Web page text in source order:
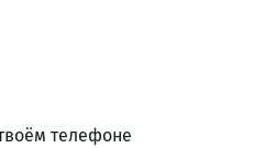
телефоне